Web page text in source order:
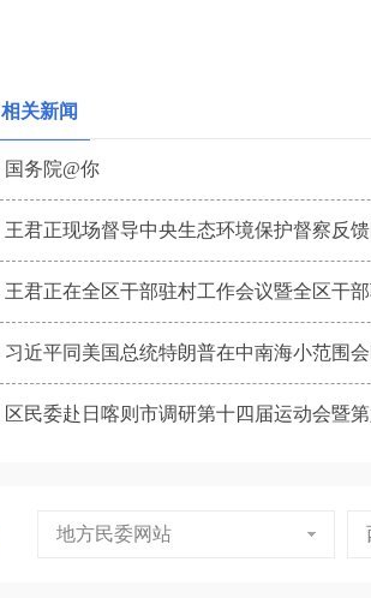
相关新闻
国务院@你
王君正现场督导中央生态环境保护督察反
王君正在全区干部驻村工作会议暨全区干
习近平同美国总统特朗普在中南海小范围
区民委赴日喀则市调研第十四届运动会暨
地方民委网站